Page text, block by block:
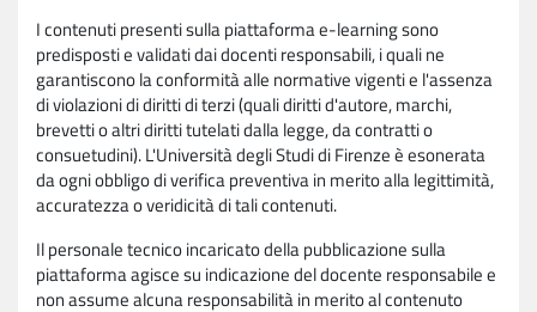
I contenuti presenti sulla piattaforma e-learning sono
predisposti e validati dai docenti responsabili, i quali ne
garantiscono la conformità alle normative vigenti e l'assenza
di violazioni di diritti di terzi (quali diritti d'autore, marchi,
brevetti o altri diritti tutelati dalla legge, da contratti o
consuetudini). L'Università degli Studi di Firenze è esonerata
da ogni obbligo di verifica preventiva in merito alla legittimità,
accuratezza o veridicità di tali contenuti.
Il personale tecnico incaricato della pubblicazione sulla
piattaforma agisce su indicazione del docente responsabile e
non assume alcuna responsabilità in merito al contenuto